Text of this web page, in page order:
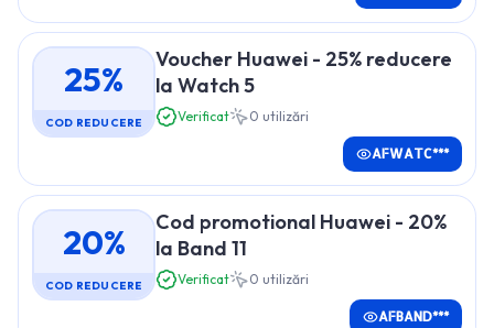
25%
COD REDUCERE
Voucher Huawei - 25% reducere
la Watch 5
Verificat 0 utilizări
AFWATC***
20%
COD REDUCERE
Cod promotional Huawei - 20%
la Band 11
Verificat 0 utilizări
AFBAND***